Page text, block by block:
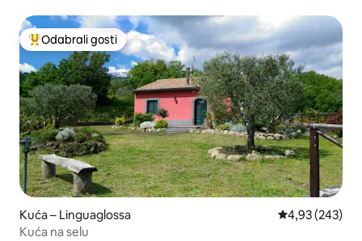
Među najviše rangiranima s oznakom „Odabrali gosti”
Odabrali gosti
Kuća – Linguaglossa Prosječna
4,93 (243)
Kuća na selu